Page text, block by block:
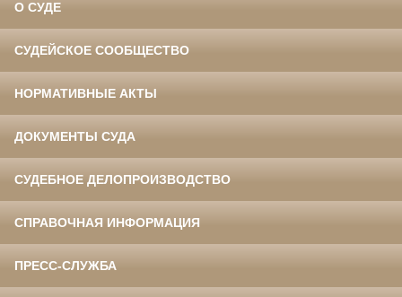
О СУДЕ
СУДЕЙСКОЕ СООБЩЕСТВО
НОРМАТИВНЫЕ АКТЫ
ДОКУМЕНТЫ СУДА
СУДЕБНОЕ ДЕЛОПРОИЗВОДСТВО
СПРАВОЧНАЯ ИНФОРМАЦИЯ
ПРЕСС-СЛУЖБА